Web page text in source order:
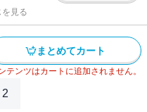
見る
まとめてカート
ンツはカートに追加されません。
2